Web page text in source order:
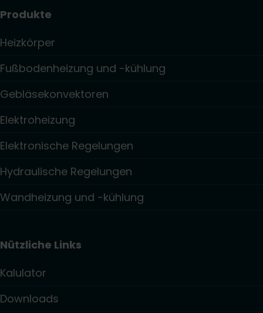
Produkte
Heizkörper
Fußbodenheizung und -kühlung
Gebläsekonvektoren
Elektroheizung
Elektronische Regelungen
Hydraulische Regelungen
Wandheizung und -kühlung
Nützliche Links
Kalulator
Downloads